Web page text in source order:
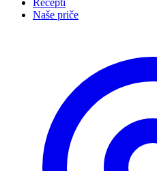
Recepti
Naše priče